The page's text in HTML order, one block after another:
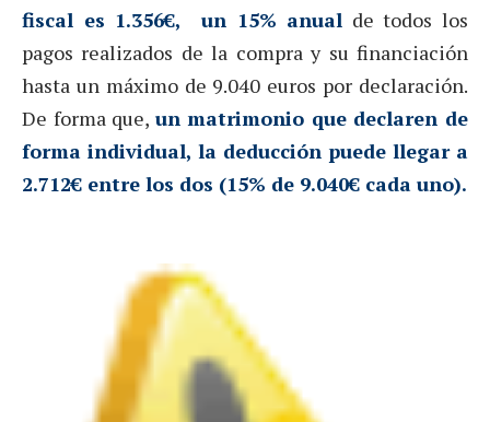
fiscal es 1.356€, un 15% anual de todos los
pagos realizados de la compra y su financiación
hasta un máximo de 9.040 euros por declaración.
De forma que, un matrimonio que declaren de
forma individual, la deducción puede llegar a
2.712€ entre los dos (15% de 9.040€ cada uno).